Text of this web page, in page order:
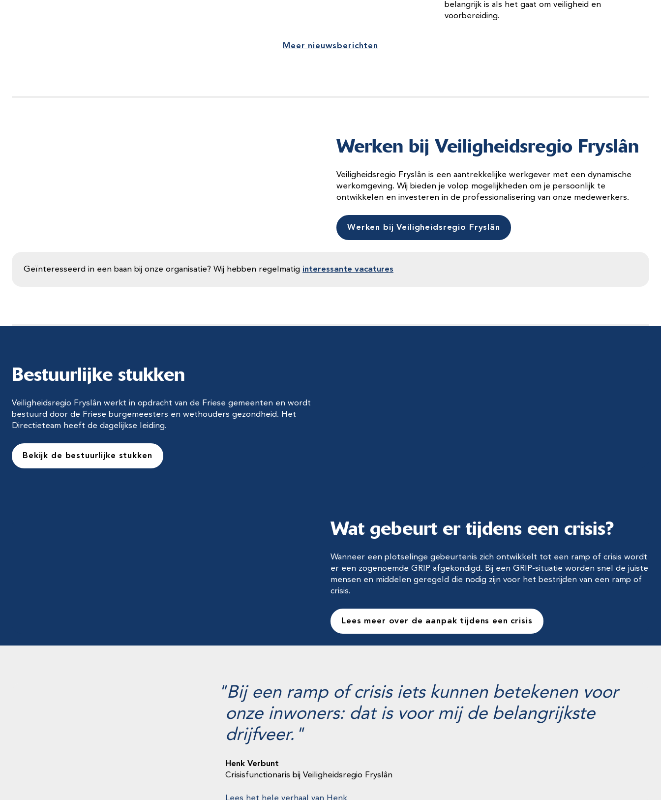
belangrijk is als het gaat om veiligheid en
voorbereiding.
Meer nieuwsberichten
Werken bij Veiligheidsregio Fryslân
Veiligheidsregio Fryslân is een aantrekkelijke werkgever met een dynamische
werkomgeving. Wij bieden je volop mogelijkheden om je persoonlijk te
ontwikkelen en investeren in de professionalisering van onze medewerkers.
Werken bij Veiligheidsregio Fryslân
Geïnteresseerd in een baan bij onze organisatie? Wij hebben regelmatig interessante vacatures
Bestuurlijke stukken
Veiligheidsregio Fryslân werkt in opdracht van de Friese gemeenten en wordt
bestuurd door de Friese burgemeesters en wethouders gezondheid. Het
Directieteam heeft de dagelijkse leiding.
Bekijk de bestuurlijke stukken
Wat gebeurt er tijdens een crisis?
Wanneer een plotselinge gebeurtenis zich ontwikkelt tot een ramp of crisis wordt
er een zogenoemde GRIP afgekondigd. Bij een GRIP-situatie worden snel de juiste
mensen en middelen geregeld die nodig zijn voor het bestrijden van een ramp of
crisis.
Lees meer over de aanpak tijdens een crisis
Bij een ramp of crisis iets kunnen betekenen voor
onze inwoners: dat is voor mij de belangrijkste
drijfveer.
Henk Verbunt
Crisisfunctionaris bij Veiligheidsregio Fryslân
Lees het hele verhaal van Henk